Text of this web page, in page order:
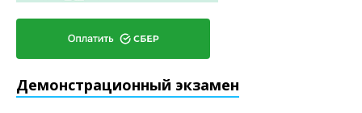
Демонстрационный экзамен